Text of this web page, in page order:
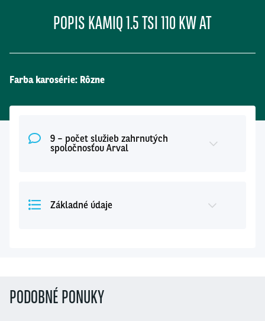
POPIS KAMIQ 1.5 TSI 110 KW AT
Farba karosérie: Rôzne
9 – počet služieb zahrnutých
spoločnosťou Arval
Základné údaje
PODOBNÉ PONUKY